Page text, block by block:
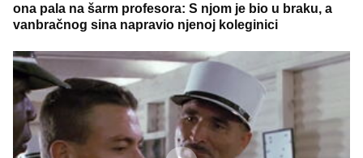
ona pala na šarm profesora: S njom je bio u braku, a
vanbračnog sina napravio njenoj koleginici